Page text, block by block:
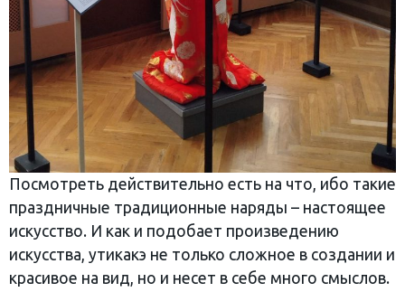
Посмотреть действительно есть на что, ибо такие
праздничные традиционные наряды – настоящее
искусство. И как и подобает произведению
искусства, утикакэ не только сложное в создании и
красивое на вид, но и несет в себе много смыслов.